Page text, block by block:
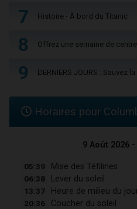
7 Histoire - À bord du Titanic
8 Offrez une semaine de
9 DERNIERS JOURS : Sauvez
Horaires pour
9 Août 2026 -
05:39 Mise des Téfilines
06:38 Lever du soleil
13:37 Heure de milieu du
20:36 Coucher du soleil